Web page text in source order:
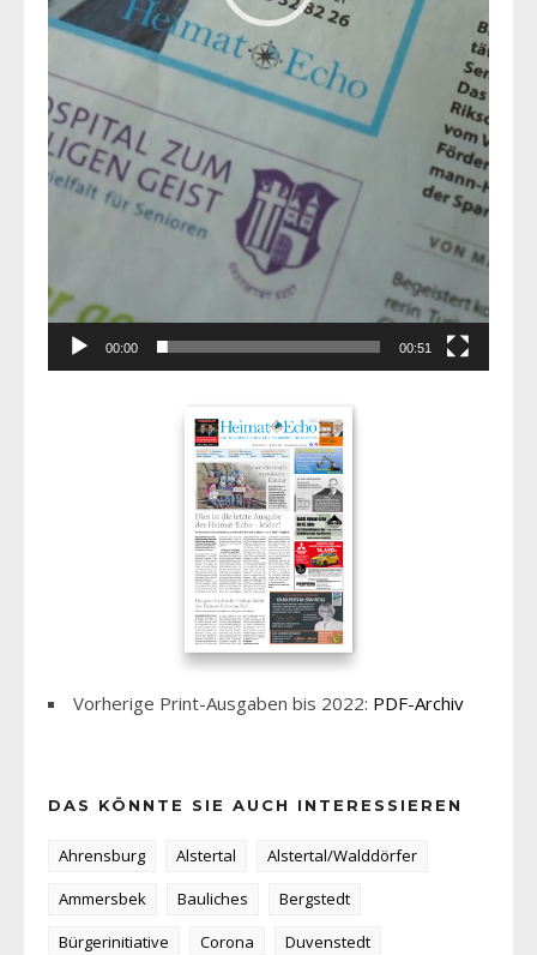
00:00 00:51
Vorherige Print-Ausgaben bis 2022: PDF-Archiv
DAS KÖNNTE SIE AUCH INTERESSIEREN
Ahrensburg Alstertal
Alstertal/Walddörfer
Ammersbek
Bauliches
Bergstedt
Bürgerinitiative
Corona
Duvenstedt